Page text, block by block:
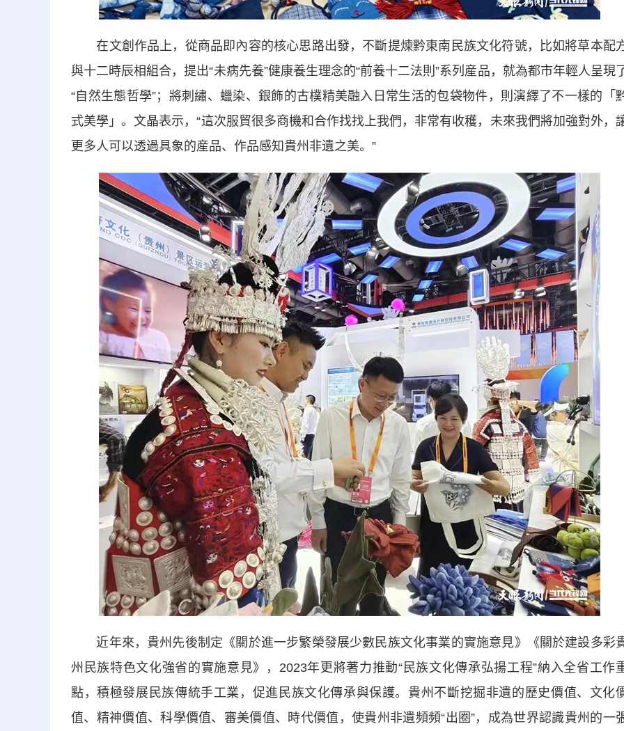
在文創作品上，從商品即內容的核心思路出發，不斷提煉黔東南民族文化符號，比如將草本配
與十二時辰相組合，提出“未病先養”健康養生理念的“前養十二法則”系列産品，就為都市年輕人呈現
“自然生態哲學”；將刺繡、蠟染、銀飾的古樸精美融入日常生活的包袋物件，則演繹了不一樣的「
式美學」。文晶表示，“這次服貿很多商機和合作找找上我們，非常有收穫，未來我們將加強對外，
更多人可以透過具象的産品、作品感知貴州非遺之美。”
近年來，貴州先後制定《關於進一步繁榮發展少數民族文化事業的實施意見》《關於建設多彩
州民族特色文化強省的實施意見》，2023年更將著力推動“民族文化傳承弘揚工程”納入全省工作
點，積極發展民族傳統手工業，促進民族文化傳承與保護。貴州不斷挖掘非遺的歷史價值、文化
值、精神價值、科學價值、審美價值、時代價值，使貴州非遺頻頻“出圈”，成為世界認識貴州的一